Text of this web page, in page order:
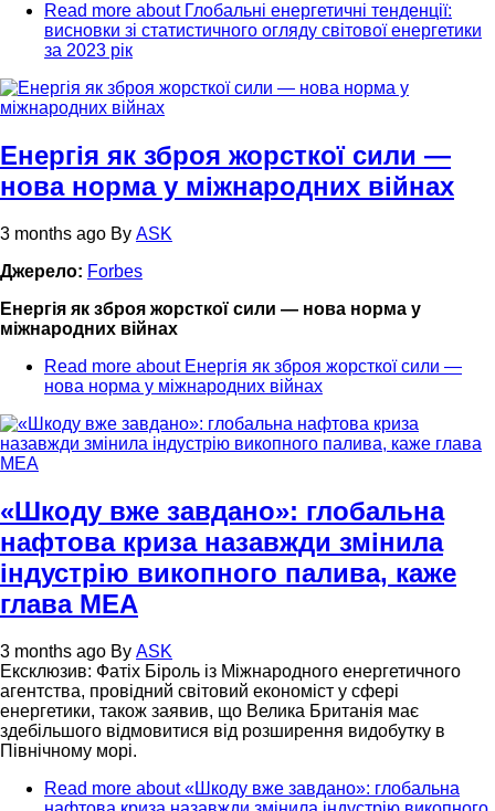
Read more about Глобальні енергетичні тенденції:
висновки зі статистичного огляду світової енергетики
за 2023 рік
Енергія як зброя жорсткої сили —
нова норма у міжнародних війнах
3 months ago By ASK
Джерело: Forbes
Енергія як зброя жорсткої сили — нова норма у
міжнародних війнах
Read more about Енергія як зброя жорсткої сили —
нова норма у міжнародних війнах
«Шкоду вже завдано»: глобальна
нафтова криза назавжди змінила
індустрію викопного палива, каже
глава МЕА
3 months ago By ASK
Ексклюзив: Фатіх Біроль із Міжнародного енергетичного
агентства, провідний світовий економіст у сфері
енергетики, також заявив, що Велика Британія має
здебільшого відмовитися від розширення видобутку в
Північному морі.
Read more about «Шкоду вже завдано»: глобальна